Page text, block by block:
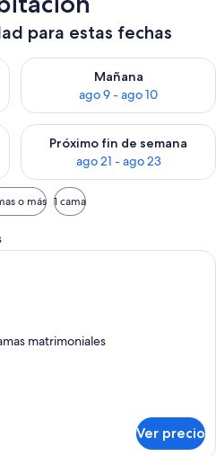
para estas fechas
hoy ago 8 - ago 9
Mañana
ago 9 - ago 10
Consulta la disponibilidad
este fin de semana ago 14 -
Próximo fin de semana
ago 21 - ago 23
Consulta la disponibilidad
o más 1 cama
Minibar y caja de seguridad en la
matrimoniales
Ver precio